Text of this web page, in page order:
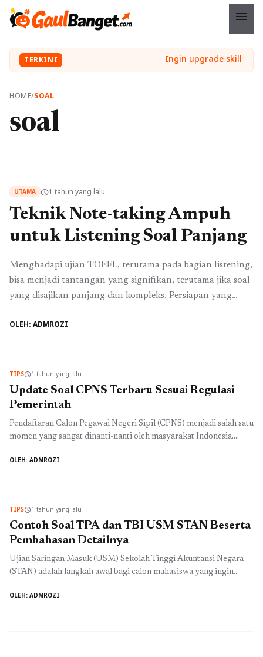
menu
TERKINI
HOME/SOAL
soal
UTAMA schedule1 tahun yang lalu
Teknik Note-taking Ampuh
untuk Listening Soal Panjang
Menghadapi ujian TOEFL, terutama pada bagian listening,
bisa menjadi tantangan yang signifikan, terutama jika soal
yang disajikan panjang dan kompleks. Persiapan yang
satu teknik yang sering diabaikan tetapi sangat efektif
membahas beberapa teknik note-taking ...
Selengkapnya
OLEH: ADMROZI
TIPSschedule1 tahun yang lalu
Update Soal CPNS Terbaru Sesuai Regulasi
Pemerintah
Pendaftaran Calon Pegawai Negeri Sipil (CPNS) menjadi salah satu
momen yang sangat dinanti-nanti oleh masyarakat Indonesia.
(Aparatur Sipil Negara), pemerintah terus melakukan pembaruan
Baca Selengkapnya
OLEH: ADMROZI
TIPSschedule1 tahun yang lalu
Contoh Soal TPA dan TBI USM STAN Beserta
Pembahasan Detailnya
Ujian Saringan Masuk (USM) Sekolah Tinggi Akuntansi Negara
(STAN) adalah langkah awal bagi calon mahasiswa yang ingin
Indonesia. Untuk mempersiapkan diri menghadapi USM STAN,
OLEH: ADMROZI